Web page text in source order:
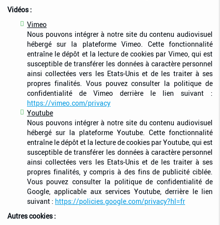
Vidéos :
Vimeo
Nous pouvons intégrer à notre site du contenu audiovisuel
hébergé sur la plateforme Vimeo. Cette fonctionnalité
entraîne le dépôt et la lecture de cookies par Vimeo, qui est
susceptible de transférer les données à caractère personnel
ainsi collectées vers les Etats-Unis et de les traiter à ses
propres finalités. Vous pouvez consulter la politique de
confidentialité de Vimeo derrière le lien suivant :
https://vimeo.com/privacy
Youtube
Nous pouvons intégrer à notre site du contenu audiovisuel
hébergé sur la plateforme Youtube. Cette fonctionnalité
entraîne le dépôt et la lecture de cookies par Youtube, qui est
susceptible de transférer les données à caractère personnel
ainsi collectées vers les Etats-Unis et de les traiter à ses
propres finalités, y compris à des fins de publicité ciblée.
Vous pouvez consulter la politique de confidentialité de
Google, applicable aux services Youtube, derrière le lien
suivant : https://policies.google.com/privacy?hl=fr
Autres cookies :